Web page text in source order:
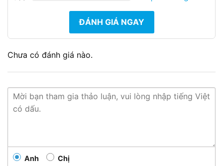
ĐÁNH GIÁ NGAY
Chưa có đánh giá nào.
Anh Chị